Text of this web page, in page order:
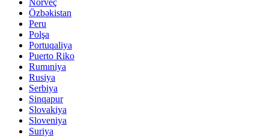
Norveç
Özbəkistan
Peru
Polşa
Portuqaliya
Puerto Riko
Rumıniya
Rusiya
Serbiya
Sinqapur
Slovakiya
Sloveniya
Suriya